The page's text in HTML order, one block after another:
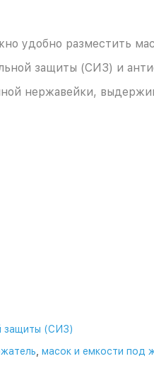
удобно разместить
защиты (СИЗ) и
нержавейки,
защиты (СИЗ)
масок и емкости под